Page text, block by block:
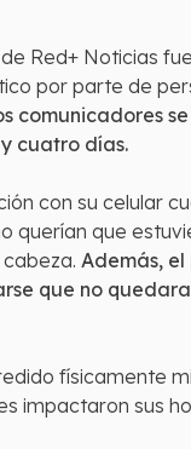
Red+ Noticias
por parte de
comunicadores
cuatro días.
con su celular
que
Además,
que no
físicamente
impactaron sus